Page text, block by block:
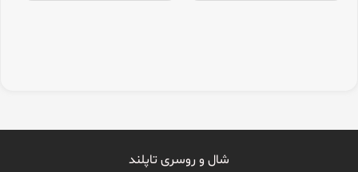
شال و روسری تاپلند